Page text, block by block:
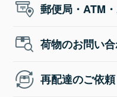
郵便局・ATM
荷物のお問い
再配達のご依頼